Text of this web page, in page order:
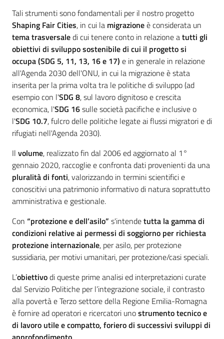
Tali strumenti sono fondamentali per il nostro progetto
Shaping Fair Cities, in cui la migrazioneè considerata un
tema trasversaledi cui tenere conto in relazione atutti gli
obiettivi di sviluppo sostenibile di cui il progetto si
occupa (SDG 5, 11, 13, 16 e 17) e in generale in relazione
all'Agenda 2030 dell'ONU, in cui la migrazione è stata
inserita per la prima volta tra le politiche di sviluppo (ad
esempio con l'SDG 8, sul lavoro dignitoso e crescita
economica, l'SDG 16sulle società pacifiche e inclusive o
l'SDG 10.7, fulcro delle politiche legate ai flussi migratori e di
rifugiati nell'Agenda 2030).
Il volume, realizzato fin dal 2006 ed aggiornato al 1°
gennaio 2020, raccoglie e confronta dati provenienti da una
pluralità di fonti, valorizzando in termini scientifici e
conoscitivi una patrimonio informativo di natura soprattutto
amministrativa e gestionale.
Con “protezione e dell’asilo” s'intendetutta la gamma di
condizioni relative ai permessi di soggiorno per richiesta
protezione internazionale, per asilo, per protezione
sussidiaria, per motivi umanitari, per protezione/casi speciali.
L’obiettivodi queste prime analisi ed interpretazioni curate
dal Servizio Politiche per l’integrazione sociale, il contrasto
alla povertà e Terzo settore della Regione Emilia-Romagna
è fornire ad operatori e ricercatori unostrumento tecnico e
di lavoro utile e compatto, foriero di successivi sviluppi di